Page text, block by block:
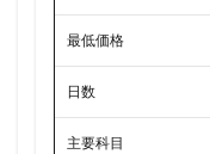
最低価格
日数
主要科目